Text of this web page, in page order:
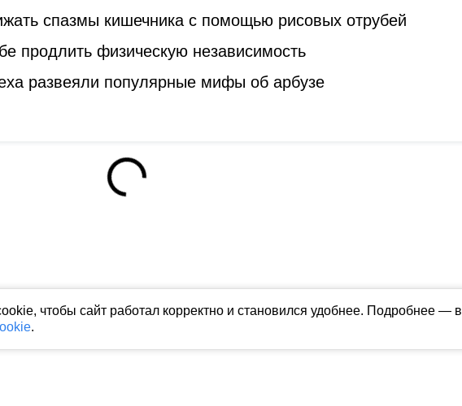
чтобы сайт работал корректно и становился удобнее. Подробнее — в
.
спазмы кишечника с помощью рисовых отрубей
продлить физическую независимость
развеяли популярные мифы об арбузе